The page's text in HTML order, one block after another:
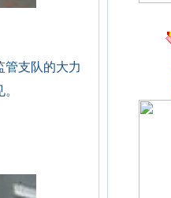
管支队的大力